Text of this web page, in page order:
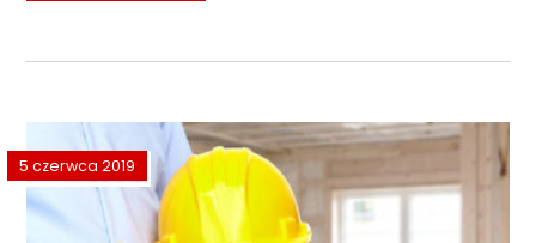
5 czerwca 2019